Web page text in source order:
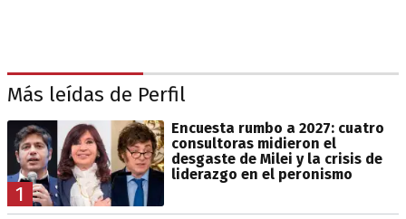
Más leídas de Perfil
1
Encuesta rumbo a 2027: cuatro
consultoras midieron el
desgaste de Milei y la crisis de
liderazgo en el peronismo